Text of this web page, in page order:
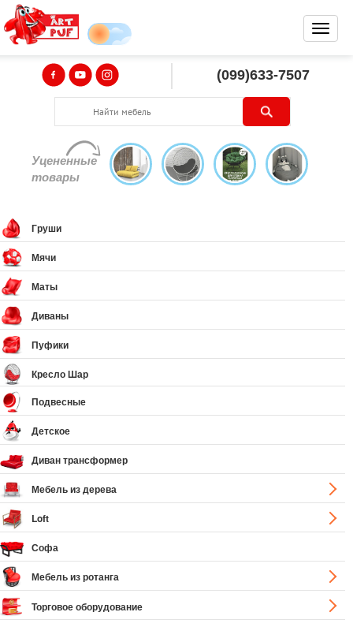
(099)633-7507
Уцененные
товары
Груши
Мячи
Маты
Диваны
Пуфики
Кресло Шар
Подвесные
Детское
Диван трансформер
Мебель из дерева
Loft
Софа
Мебель из ротанга
Торговое оборудование